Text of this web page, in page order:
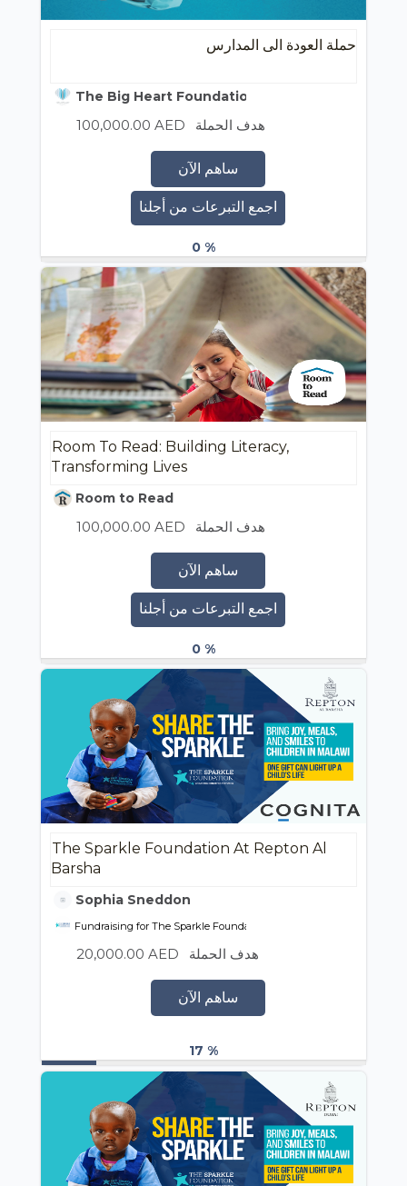
حملة العودة الى المدارس
The Big Heart Foundation
هدف الحملة 100,000.00 AED
ساهم الآن
اجمع التبرعات من أجلنا
0 %
Room To Read: Building Literacy,
Transforming Lives
Room to Read
هدف الحملة 100,000.00 AED
ساهم الآن
اجمع التبرعات من أجلنا
0 %
The Sparkle Foundation At Repton Al
Barsha
Sophia Sneddon
Fundraising for The Sparkle Foundation
هدف الحملة 20,000.00 AED
ساهم الآن
17 %